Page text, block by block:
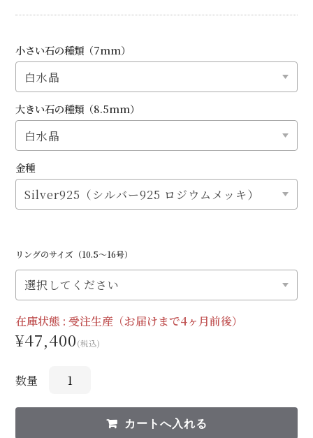
小さい石の種類（7mm）
大きい石の種類（8.5mm）
金種
リングのサイズ（10.5〜16号）
在庫状態 :受注生産（お届けまで4ヶ月前後）
¥47,400(税込)
数量